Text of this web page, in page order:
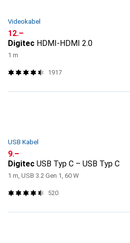
Videokabel
CHF
12.–
Digitec HDMI-HDMI 2.0
1 m
1917
USB Kabel
CHF
9.–
Digitec USB Typ C – USB Typ C
1 m, USB 3.2 Gen 1, 60 W
520